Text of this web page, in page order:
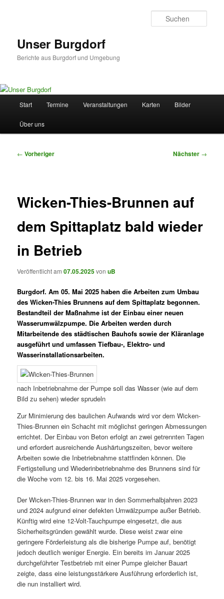
Unser Burgdorf
Berichte aus Burgdorf und Umgebung
Start Termine Veranstaltungen Karten Bilder
Über uns
Beitragsnavigation
← Vorheriger Nächster →
Wicken-Thies-Brunnen auf
dem Spittaplatz bald wieder
in Betrieb
Veröffentlicht am07.05.2025vonuB
Burgdorf. Am 05. Mai 2025 haben die Arbeiten zum Umbau
des Wicken-Thies Brunnens auf dem Spittaplatz begonnen.
Bestandteil der Maßnahme ist der Einbau einer neuen
Wasserumwälzpumpe. Die Arbeiten werden durch
Mitarbeitende des städtischen Bauhofs sowie der Kläranlage
ausgeführt und umfassen Tiefbau-, Elektro- und
Wasserinstallationsarbeiten.
nach Inbetriebnahme der Pumpe soll das Wasser (wie auf dem
Bild zu sehen) wieder sprudeln
Zur Minimierung des baulichen Aufwands wird vor dem Wicken-
Thies-Brunnen ein Schacht mit möglichst geringen Abmessungen
errichtet. Der Einbau von Beton erfolgt an zwei getrennten Tagen
und erfordert ausreichende Aushärtungszeiten, bevor weitere
Arbeiten sowie die Inbetriebnahme stattfinden können. Die
Fertigstellung und Wiederinbetriebnahme des Brunnens sind für
die Woche vom 12. bis 16. Mai 2025 vorgesehen.
Der Wicken-Thies-Brunnen war in den Sommerhalbjahren 2023
und 2024 aufgrund einer defekten Umwälzpumpe außer Betrieb.
Künftig wird eine 12-Volt-Tauchpumpe eingesetzt, die aus
Sicherheitsgründen gewählt wurde. Diese weist zwar eine
geringere Förderleistung als die bisherige Pumpe auf, benötigt
jedoch deutlich weniger Energie. Ein bereits im Januar 2025
durchgeführter Testbetrieb mit einer Pumpe gleicher Bauart
zeigte, dass eine leistungsstärkere Ausführung erforderlich ist,
die nun installiert wird.